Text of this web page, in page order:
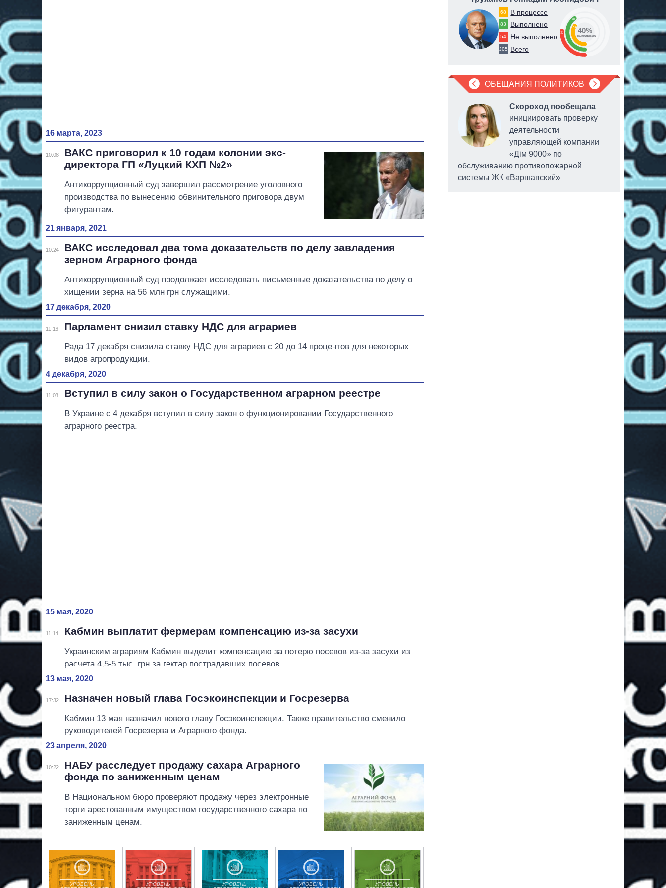
16 марта, 2023
10:08
ВАКС приговорил к 10 годам колонии экс-
директора ГП «Луцкий КХП №2»
Антикоррупционный суд завершил рассмотрение уголовного
производства по вынесению обвинительного приговора двум
фигурантам.
21 января, 2021
10:24
ВАКС исследовал два тома доказательств по делу завладения
зерном Аграрного фонда
Антикоррупционный суд продолжает исследовать письменные доказательства по делу о
хищении зерна на 56 млн грн служащими.
17 декабря, 2020
11:16 Парламент снизил ставку НДС для аграриев
Рада 17 декабря снизила ставку НДС для аграриев с 20 до 14 процентов для некоторых
видов агропродукции.
4 декабря, 2020
11:08 Вступил в силу закон о Государственном аграрном реестре
В Украине с 4 декабря вступил в силу закон о функционировании Государственного
аграрного реестра.
15 мая, 2020
11:14 Кабмин выплатит фермерам компенсацию из-за засухи
Украинским аграриям Кабмин выделит компенсацию за потерю посевов из-за засухи из
расчета 4,5-5 тыс. грн за гектар пострадавших посевов.
13 мая, 2020
17:32 Назначен новый глава Госэкоинспекции и Госрезерва
Кабмин 13 мая назначил нового главу Госэкоинспекции. Также правительство сменило
руководителей Госрезерва и Аграрного фонда.
23 апреля, 2020
10:22
НАБУ расследует продажу сахара Аграрного
фонда по заниженным ценам
В Национальном бюро проверяют продажу через электронные
торги арестованным имуществом государственного сахара по
заниженным ценам.
УРОВЕНЬ
УРОВЕНЬ
УРОВЕНЬ
УРОВЕНЬ
УРОВЕНЬ
68 В процессе
83 Выполнено
54 Не выполнено
205 Всего
26
40
34 40%
выполнено
ОБЕЩАНИЯ ПОЛИТИКОВ
и регионам, в частности
Черниговщине
Скороход пообещала
инициировать проверку
деятельности
управляющей компании
«Дім 9000» по
обслуживанию противопожарной
системы ЖК «Варшавский»